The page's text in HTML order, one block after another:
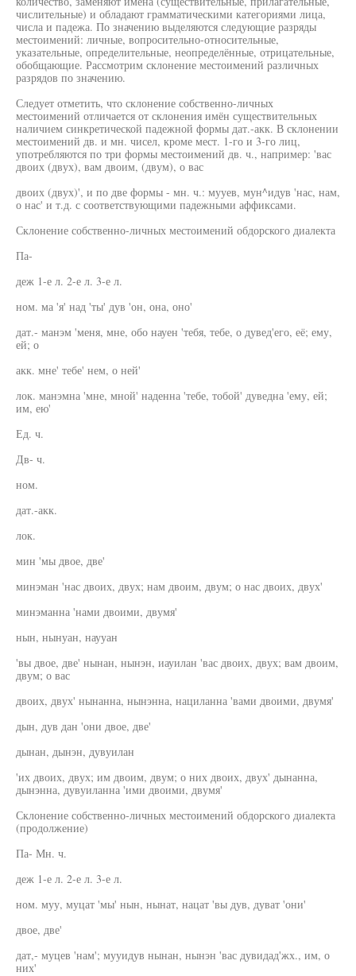
числительные) и обладают грамматическими категориями лица,
числа и падежа. По значению выделяются следующие разряды
местоимений: личные, вопросительно-относительные,
указательные, определительные, неопределённые, отрицательные,
обобщающие. Рассмотрим склонение местоимений различных
разрядов по значению.
Следует отметить, что склонение собственно-личных
местоимений отличается от склонения имён существительных
наличием синкретической падежной формы дат.-акк. В склонении
местоимений дв. и мн. чисел, кроме мест. 1-го и 3-го лиц,
употребляются по три формы местоимений дв. ч., например: 'вас
двоих (двух), вам двоим, (двум), о вас
двоих (двух)', и по две формы - мн. ч.: мууев, мун^идув 'нас, нам,
о нас' и т.д. с соответствующими падежными аффиксами.
Склонение собственно-личных местоимений обдорского диалекта
Па-
деж 1-е л. 2-е л. 3-е л.
ном. ма 'я' над 'ты' дув 'он, она, оно'
дат.- манэм 'меня, мне, обо науен 'тебя, тебе, о дувед'его, её; ему,
ей; о
акк. мне' тебе' нем, о ней'
лок. манэмна 'мне, мной' наденна 'тебе, тобой' дуведна 'ему, ей;
им, ею'
Ед. ч.
Дв- ч.
ном.
дат.-акк.
лок.
мин 'мы двое, две'
минэман 'нас двоих, двух; нам двоим, двум; о нас двоих, двух'
минэманна 'нами двоими, двумя'
нын, нынуан, наууан
'вы двое, две' нынан, нынэн, иауилан 'вас двоих, двух; вам двоим,
двум; о вас
двоих, двух' нынанна, нынэнна, нациланна 'вами двоими, двумя'
дын, дув дан 'они двое, две'
дынан, дынэн, дувуилан
'их двоих, двух; им двоим, двум; о них двоих, двух' дынанна,
дынэнна, дувуиланна 'ими двоими, двумя'
Склонение собственно-личных местоимений обдорского диалекта
(продолжение)
Па- Мн. ч.
деж 1-е л. 2-е л. 3-е л.
ном. муу, муцат 'мы' нын, нынат, нацат 'вы дув, дуват 'они'
двое, две'
дат,- муцев 'нам'; мууидув нынан, нынэн 'вас дувидад'жх., им, о
них'